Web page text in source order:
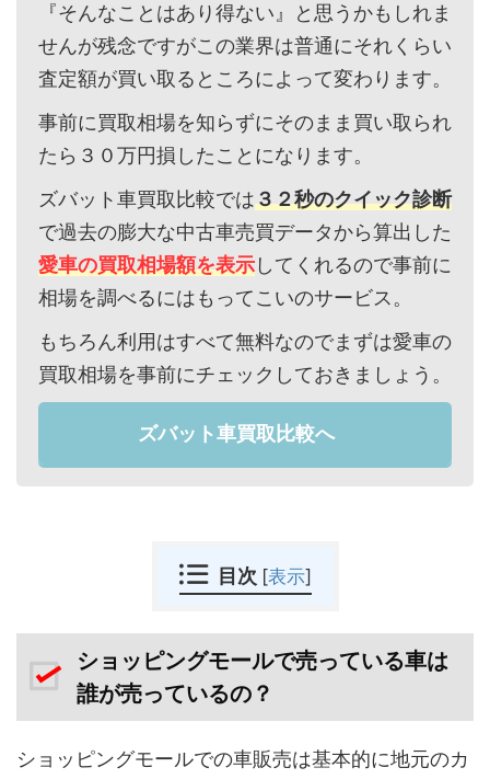
『そんなことはあり得ない』と思うかもしれま
せんが残念ですがこの業界は普通にそれくらい
査定額が買い取るところによって変わります。
事前に買取相場を知らずにそのまま買い取られ
たら３０万円損したことになります。
ズバット車買取比較では３２秒のクイック診断
で過去の膨大な中古車売買データから算出した
愛車の買取相場額を表示してくれるので事前に
相場を調べるにはもってこいのサービス。
もちろん利用はすべて無料なのでまずは愛車の
買取相場を事前にチェックしておきましょう。
ズバット車買取比較へ
目次 [表示]
ショッピングモールで売っている車は
誰が売っているの？
ショッピングモールでの車販売は基本的に地元のカ